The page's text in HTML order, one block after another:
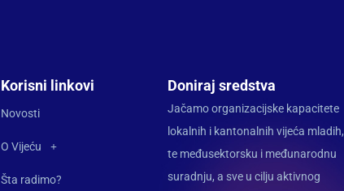
Korisni linkovi
Novosti
O Vijeću
Šta radimo?
Doniraj sredstva
Jačamo organizacijske kapacitete
lokalnih i kantonalnih vijeća mladih,
te međusektorsku i međunarodnu
suradnju, a sve u cilju aktivnog